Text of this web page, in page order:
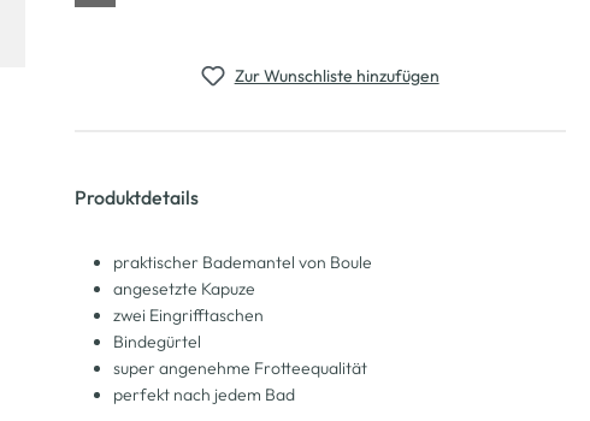
Zur Wunschliste hinzufügen
Produktdetails
praktischer Bademantel von Boule
angesetzte Kapuze
zwei Eingrifftaschen
Bindegürtel
super angenehme Frotteequalität
perfekt nach jedem Bad